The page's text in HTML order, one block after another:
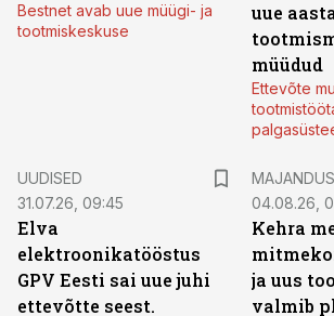
Bestnet avab uue müügi- ja
tootmiskeskuse
uue
müüdud
Ettevõte
UUDISED
31.07.26, 09:45
Elva
elektroonikatööstus
GPV Eesti sai uue juhi
ettevõtte seest.
04.08.26,
Kehra
ja uus
valmib